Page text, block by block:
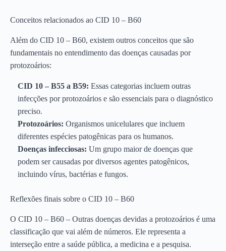
Conceitos relacionados ao CID 10 – B60
Além do CID 10 – B60, existem outros conceitos que são
fundamentais no entendimento das doenças causadas por
protozoários:
CID 10 – B55 a B59: Essas categorias incluem outras
infecções por protozoários e são essenciais para o diagnóstico
preciso.
Protozoários: Organismos unicelulares que incluem
diferentes espécies patogênicas para os humanos.
Doenças infecciosas: Um grupo maior de doenças que
podem ser causadas por diversos agentes patogênicos,
incluindo vírus, bactérias e fungos.
Reflexões finais sobre o CID 10 – B60
O CID 10 – B60 – Outras doenças devidas a protozoários é uma
classificação que vai além de números. Ele representa a
interseção entre a saúde pública, a medicina e a pesquisa.